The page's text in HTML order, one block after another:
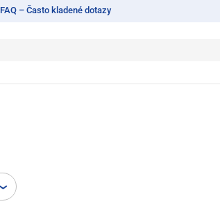
FAQ – Často kladené dotazy